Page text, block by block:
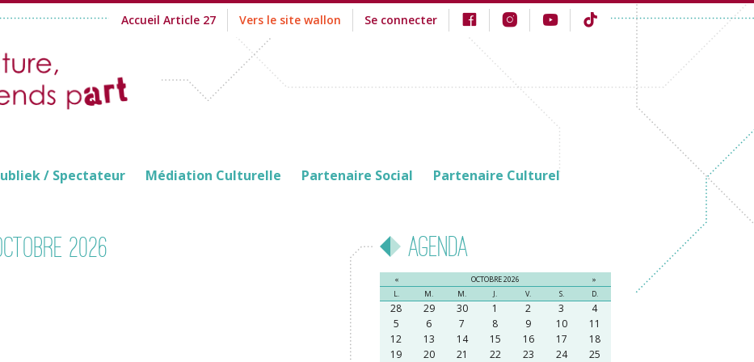
Accueil Article 27 Vers le site wallon Se connecter
/ Spectateur Médiation Culturelle Partenaire Social Partenaire Culturel
2026 Agenda
« OCTOBRE 2026
»
L.
M. M. J. V. S. D.
28 29 30 1 2 3
4
5
6 7 8 9 10
11
12
13 14 15 16 17
18
19
20 21 22 23 24
25